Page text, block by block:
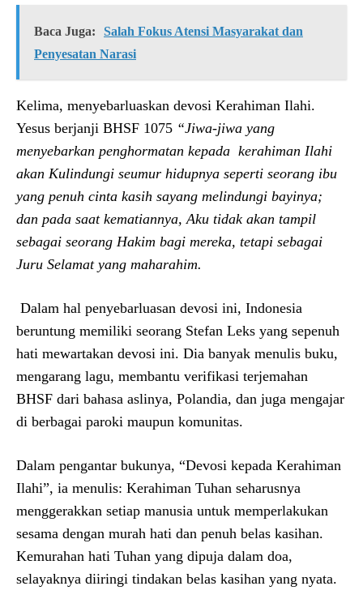
Baca Juga:
Salah Fokus Atensi Masyarakat dan
Penyesatan Narasi
Kelima, menyebarluaskan devosi Kerahiman Ilahi.
Yesus berjanji BHSF 1075 “Jiwa-jiwa yang
menyebarkan penghormatan kepada kerahiman Ilahi
akan Kulindungi seumur hidupnya seperti seorang ibu
yang penuh cinta kasih sayang melindungi bayinya;
dan pada saat kematiannya, Aku tidak akan tampil
sebagai seorang Hakim bagi mereka, tetapi sebagai
Juru Selamat yang maharahim.
Dalam hal penyebarluasan devosi ini, Indonesia
beruntung memiliki seorang Stefan Leks yang sepenuh
hati mewartakan devosi ini. Dia banyak menulis buku,
mengarang lagu, membantu verifikasi terjemahan
BHSF dari bahasa aslinya, Polandia, dan juga mengajar
di berbagai paroki maupun komunitas.
Dalam pengantar bukunya, “Devosi kepada Kerahiman
Ilahi”, ia menulis: Kerahiman Tuhan seharusnya
menggerakkan setiap manusia untuk memperlakukan
sesama dengan murah hati dan penuh belas kasihan.
Kemurahan hati Tuhan yang dipuja dalam doa,
selayaknya diiringi tindakan belas kasihan yang nyata.